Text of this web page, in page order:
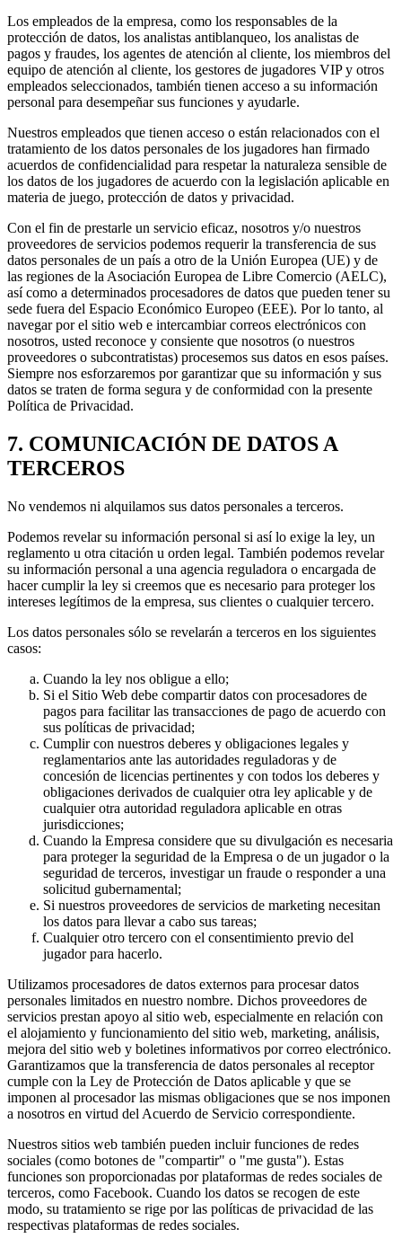
Los empleados de la empresa, como los responsables de la
protección de datos, los analistas antiblanqueo, los analistas de
pagos y fraudes, los agentes de atención al cliente, los miembros del
equipo de atención al cliente, los gestores de jugadores VIP y otros
empleados seleccionados, también tienen acceso a su información
personal para desempeñar sus funciones y ayudarle.
Nuestros empleados que tienen acceso o están relacionados con el
tratamiento de los datos personales de los jugadores han firmado
acuerdos de confidencialidad para respetar la naturaleza sensible de
los datos de los jugadores de acuerdo con la legislación aplicable en
materia de juego, protección de datos y privacidad.
Con el fin de prestarle un servicio eficaz, nosotros y/o nuestros
proveedores de servicios podemos requerir la transferencia de sus
datos personales de un país a otro de la Unión Europea (UE) y de
las regiones de la Asociación Europea de Libre Comercio (AELC),
así como a determinados procesadores de datos que pueden tener su
sede fuera del Espacio Económico Europeo (EEE). Por lo tanto, al
navegar por el sitio web e intercambiar correos electrónicos con
nosotros, usted reconoce y consiente que nosotros (o nuestros
proveedores o subcontratistas) procesemos sus datos en esos países.
Siempre nos esforzaremos por garantizar que su información y sus
datos se traten de forma segura y de conformidad con la presente
Política de Privacidad.
7. COMUNICACIÓN DE DATOS A
TERCEROS
No vendemos ni alquilamos sus datos personales a terceros.
Podemos revelar su información personal si así lo exige la ley, un
reglamento u otra citación u orden legal. También podemos revelar
su información personal a una agencia reguladora o encargada de
hacer cumplir la ley si creemos que es necesario para proteger los
intereses legítimos de la empresa, sus clientes o cualquier tercero.
Los datos personales sólo se revelarán a terceros en los siguientes
casos:
Cuando la ley nos obligue a ello;
Si el Sitio Web debe compartir datos con procesadores de
pagos para facilitar las transacciones de pago de acuerdo con
sus políticas de privacidad;
Cumplir con nuestros deberes y obligaciones legales y
reglamentarios ante las autoridades reguladoras y de
concesión de licencias pertinentes y con todos los deberes y
obligaciones derivados de cualquier otra ley aplicable y de
cualquier otra autoridad reguladora aplicable en otras
jurisdicciones;
Cuando la Empresa considere que su divulgación es necesaria
para proteger la seguridad de la Empresa o de un jugador o la
seguridad de terceros, investigar un fraude o responder a una
solicitud gubernamental;
Si nuestros proveedores de servicios de marketing necesitan
los datos para llevar a cabo sus tareas;
Cualquier otro tercero con el consentimiento previo del
jugador para hacerlo.
Utilizamos procesadores de datos externos para procesar datos
personales limitados en nuestro nombre. Dichos proveedores de
servicios prestan apoyo al sitio web, especialmente en relación con
el alojamiento y funcionamiento del sitio web, marketing, análisis,
mejora del sitio web y boletines informativos por correo electrónico.
Garantizamos que la transferencia de datos personales al receptor
cumple con la Ley de Protección de Datos aplicable y que se
imponen al procesador las mismas obligaciones que se nos imponen
a nosotros en virtud del Acuerdo de Servicio correspondiente.
Nuestros sitios web también pueden incluir funciones de redes
sociales (como botones de "compartir" o "me gusta"). Estas
funciones son proporcionadas por plataformas de redes sociales de
terceros, como Facebook. Cuando los datos se recogen de este
modo, su tratamiento se rige por las políticas de privacidad de las
respectivas plataformas de redes sociales.